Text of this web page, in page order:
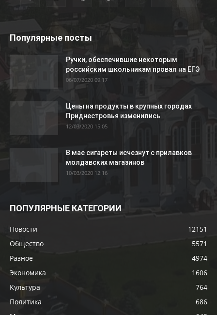
Популярные посты
Ручки, обеспечившие некоторым
российским школьникам провал на ЕГЭ
06/07/2020 09:17
Цены на продукты в крупных городах
Приднестровья изменились
12/03/2020 15:05
В мае сигареты исчезнут с прилавков
молдавских магазинов
10/03/2020 12:16
ПОПУЛЯРНЫЕ КАТЕГОРИИ
Новости
12151
Общество
5571
Разное
4974
Экономика
1606
Культура
764
Политика
686